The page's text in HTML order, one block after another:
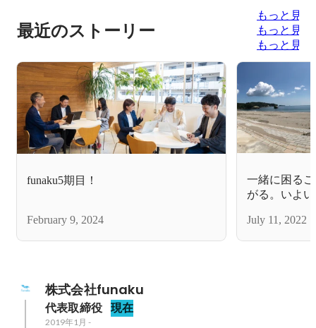
最近のストーリー
もっと見る
もっと見る
もっと見る
funaku5期目！
February 9, 2024
一緒に困る
がる。いよ
July 11, 2022
株式会社funaku
代表取締役 現在
2019年1月 -